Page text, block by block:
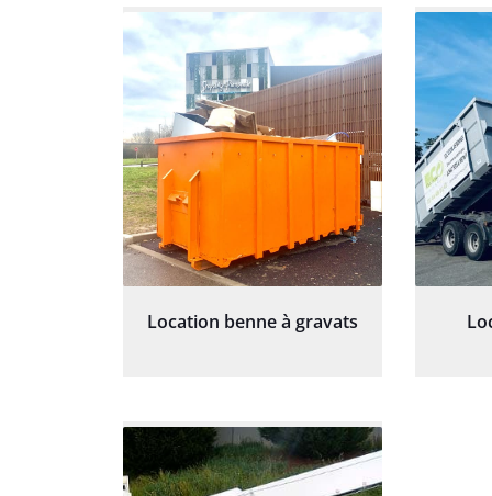
Location benne à gravats
Le
et
notre
prêt